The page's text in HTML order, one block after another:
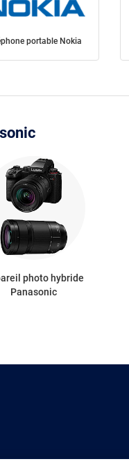
portable Nokia
photo hybride
Panasonic